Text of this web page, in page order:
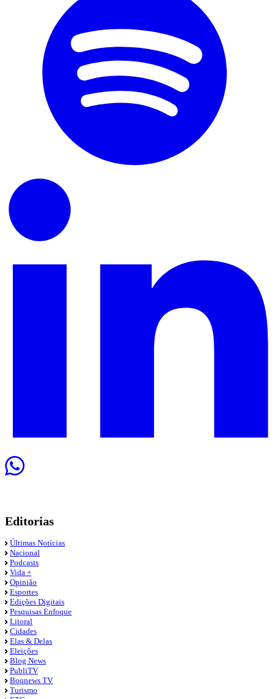
Editorias
Últimas Notícias
Nacional
Podcasts
Vida +
Opinião
Esportes
Edições Digitais
Pesquisas Enfoque
Litoral
Cidades
Elas & Delas
Eleições
Blog News
PubliTV
Boqnews TV
Turismo